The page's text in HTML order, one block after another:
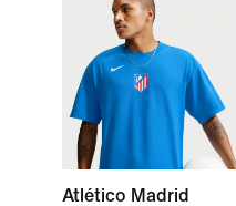
Atlético Madrid